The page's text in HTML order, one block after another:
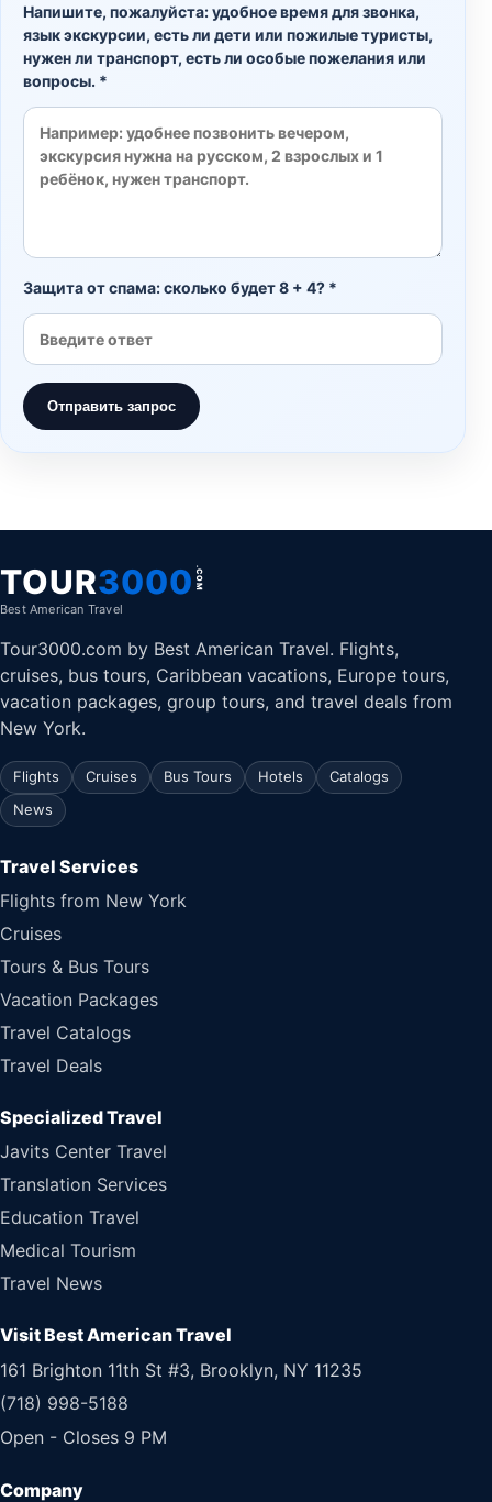
Напишите, пожалуйста: удобное время для звонка,
язык экскурсии, есть ли дети или пожилые туристы,
нужен ли транспорт, есть ли особые пожелания или
вопросы. *
Защита от спама: сколько будет 8 + 4? *
Отправить запрос
TOUR3000 .COM
Best American Travel
Tour3000.com by Best American Travel. Flights,
cruises, bus tours, Caribbean vacations, Europe tours,
vacation packages, group tours, and travel deals from
New York.
Flights Cruises Bus Tours Hotels
Catalogs
News
Travel Services
Flights from New York
Cruises
Tours & Bus Tours
Vacation Packages
Travel Catalogs
Travel Deals
Specialized Travel
Javits Center Travel
Translation Services
Education Travel
Medical Tourism
Travel News
Visit Best American Travel
161 Brighton 11th St #3, Brooklyn, NY 11235
(718) 998-5188
Open - Closes 9 PM